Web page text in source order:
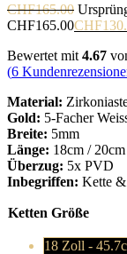
CHF165.00
CHF165.00CHF
Bewertet mit 4.67
(6
Material:
Gold: 5-Facher
Breite: 5mm
Länge: 18cm /
Überzug: 5x PVD
Inbegriffen: Kette
Ketten Größe
18 Zoll -